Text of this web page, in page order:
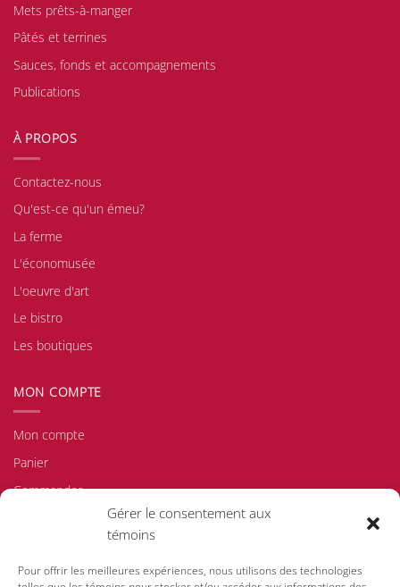
Gérer le consentement aux
témoins
Pour offrir les meilleures expériences, nous utilisons des technologies
Mets prêts-à-manger
Pâtés et terrines
Sauces, fonds et accompagnements
Publications
À PROPOS
Contactez-nous
Qu'est-ce qu'un émeu?
La ferme
L'économusée
L'oeuvre d'art
Le bistro
Les boutiques
MON COMPTE
Mon compte
Panier
Commander
Politique d'achat/de retour
Politique de confidentialité
Politique de témoins